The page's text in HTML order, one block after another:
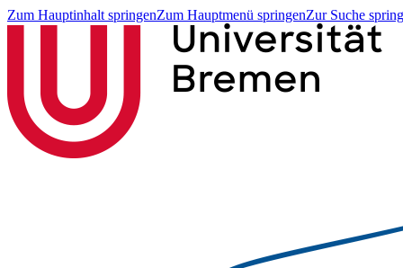
Zum Hauptinhalt springenZum Hauptmenü springenZur Suche